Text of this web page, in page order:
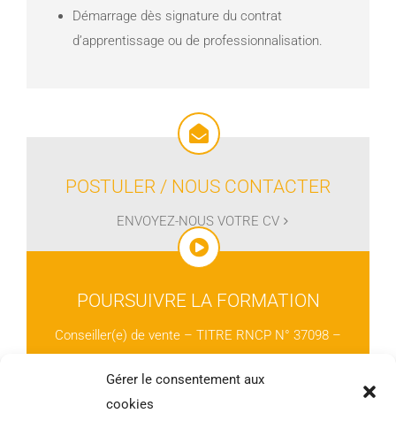
Gérer le consentement aux
cookies
Démarrage dès signature du contrat
d’apprentissage ou de professionnalisation.
POSTULER / NOUS CONTACTER
ENVOYEZ-NOUS VOTRE CV
POURSUIVRE LA FORMATION
Conseiller(e) de vente – TITRE RNCP N° 37098 –
Enregistré le 25/01/2023